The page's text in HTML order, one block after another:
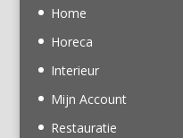
Home
Horeca
Interieur
Mijn Account
Restauratie